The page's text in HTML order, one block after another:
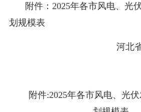
附件：2025年各市风电、光
划规模表
河北
附件:2025年各市风电、光